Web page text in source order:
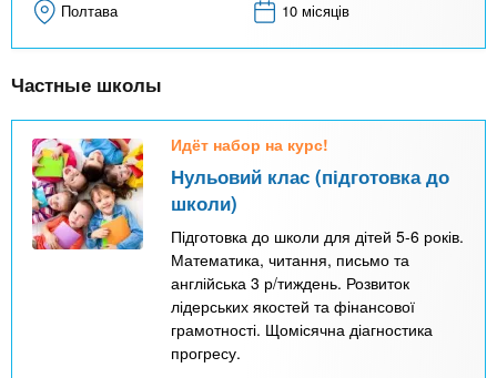
Полтава 10 місяців
Частные школы
Идёт набор на курс!
Нульовий клас (підготовка до
школи)
Підготовка до школи для дітей 5-6 років.
Математика, читання, письмо та
англійська 3 р/тиждень. Розвиток
лідерських якостей та фінансової
грамотності. Щомісячна діагностика
прогресу.